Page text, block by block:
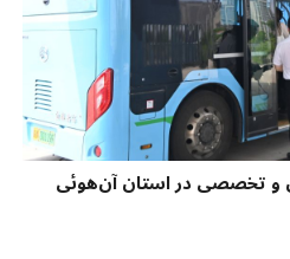
تخصصی در استان آن‌هوئی